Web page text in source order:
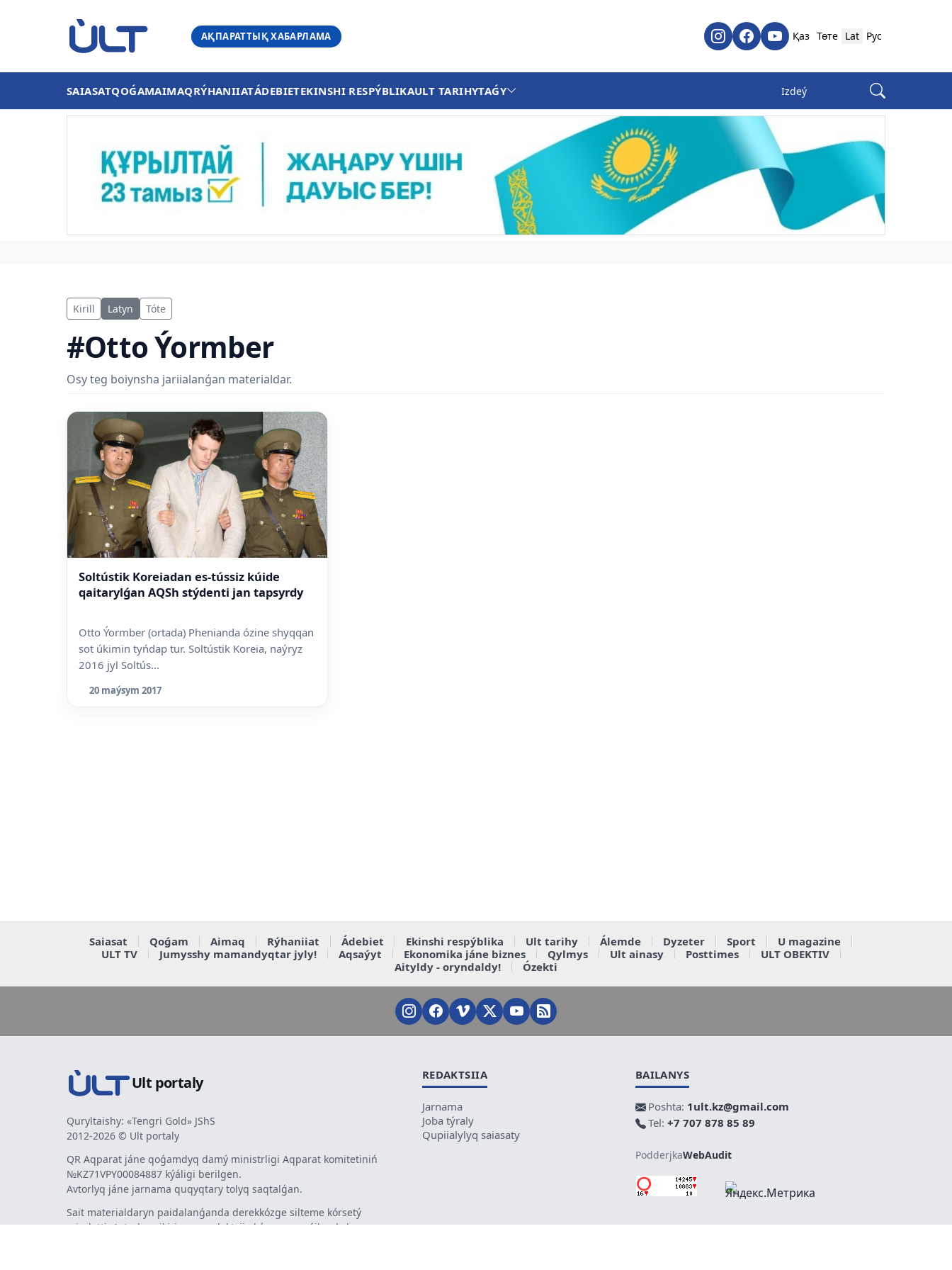
АҚПАРАТТЫҚ ХАБАРЛАМА Қаз Төте Lat Рус
SAIASATQOǴAMAIMAQRÝHANIIATÁDEBIETEKINSHI RESPÝBLIKAULT TARIHYTAǴY
Kirill Latyn Tóte
#Otto Ýormber
Osy teg boiynsha jariialanǵan materialdar.
Soltústik Koreiadan es-tússiz kúide
qaitarylǵan AQSh stýdenti jan tapsyrdy
Otto Ýormber (ortada) Phenianda ózine shyqqan
sot úkimin tyńdap tur. Soltústik Koreia, naýryz
2016 jyl Soltús...
20 maýsym 2017
Saiasat Qoǵam Aimaq Rýhaniiat Ádebiet Ekinshi respýblika Ult tarihy Álemde Dyzeter Sport
U magazine
ULT TV
Jumysshy mamandyqtar jyly! Aqsaýyt Ekonomika jáne biznes Qylmys Ult ainasy Posttimes
ULT OBEKTIV
Aityldy - oryndaldy!
Ózekti
Ult portaly
Quryltaishy: «Tengri Gold» JShS
2012-2026 © Ult portaly
QR Aqparat jáne qoǵamdyq damý ministrligi Aqparat komitetiniń
№KZ71VPY00084887 kýáligi berilgen.
Avtorlyq jáne jarnama quqyqtary tolyq saqtalǵan.
Sait materialdaryn paidalanǵanda derekkózge silteme kórsetý
mindetti. Avtorlar pikiri men redaktsiia kózqarasy sáikes kele
REDAKTSIIA
Jarnama
Joba týraly
Qupiialylyq saiasaty
BAILANYS
Poshta: 1ult.kz@gmail.com
Tel: +7 707 878 85 89
PodderjkaWebAudit